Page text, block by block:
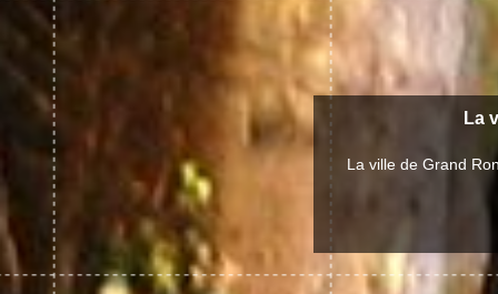
La
La ville de Grand